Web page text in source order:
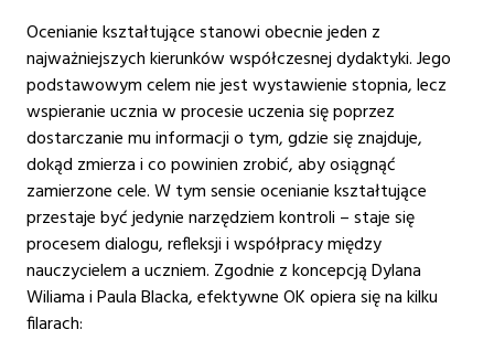
Ocenianie kształtujące stanowi obecnie jeden z
najważniejszych kierunków współczesnej dydaktyki. Jego
podstawowym celem nie jest wystawienie stopnia, lecz
wspieranie ucznia w procesie uczenia się poprzez
dostarczanie mu informacji o tym, gdzie się znajduje,
dokąd zmierza i co powinien zrobić, aby osiągnąć
zamierzone cele. W tym sensie ocenianie kształtujące
przestaje być jedynie narzędziem kontroli – staje się
procesem dialogu, refleksji i współpracy między
nauczycielem a uczniem. Zgodnie z koncepcją Dylana
Wiliama i Paula Blacka, efektywne OK opiera się na kilku
filarach: